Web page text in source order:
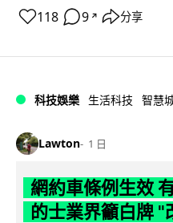
118 9 ↗ 分享
科技娛樂 生活科技 智慧
Lawton 1 日
網約車條例生效
的士業界籲白牌 "